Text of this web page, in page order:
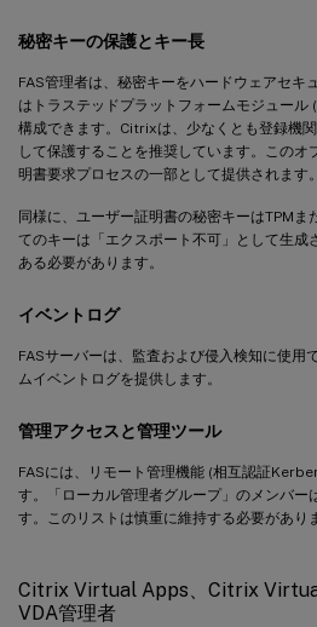
秘密キーの保護とキー長
FAS管理者は、秘密キーをハードウェアセキ
はトラステッドプラットフォームモジュール
構成できます。Citrixは、少なくとも登録機
して保護することを推奨しています。このオ
明書要求プロセスの一部として提供されます。
同様に、ユーザー証明書の秘密キーはTPM
てのキーは「エクスポート不可」として生
ある必要があります。
イベントログ
FASサーバーは、監査および侵入検知に使用
ムイベントログを提供します。
管理アクセスと管理ツール
FASには、リモート管理機能 (相互認証
す。「ローカル管理者グループ」のメンバー
す。このリストは慎重に維持する必要があり
Citrix Virtual Apps、Citrix
VDA管理者